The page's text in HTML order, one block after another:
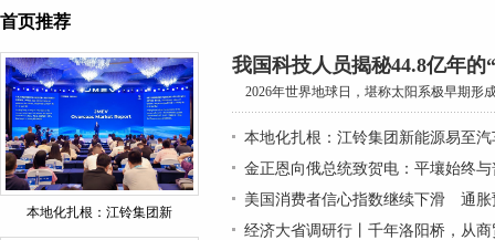
首页推荐
本地化扎根：江铃集团新
我国科技人员揭秘44.8亿年的
2026年世界地球日，堪称太阳系极早期形
本地化扎根：江铃集团新能源易至
金正恩向俄总统致贺电：平壤始终
美国消费者信心指数继续下滑 通胀
经济大省调研行丨千年洛阳桥，从